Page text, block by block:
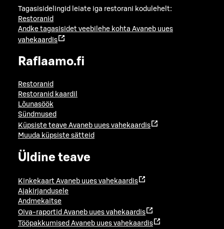
Tagasisidelingid leiate iga restorani kodulehelt:
Restoranid
Andke tagasisidet veebilehe kohta Avaneb uues
vahekaardis
Raflaamo.fi
Restoranid
Restoranid kaardil
Lõunasöök
Sündmused
Küpsiste teave Avaneb uues vahekaardis
Muuda küpsiste sätteid
Üldine teave
Kinkekaart Avaneb uues vahekaardis
Ajakirjandusele
Andmekaitse
Oiva-raportid Avaneb uues vahekaardis
Tööpakkumised Avaneb uues vahekaardis